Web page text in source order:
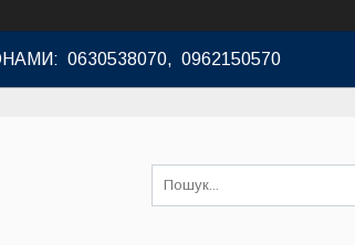
0630538070, 0962150570